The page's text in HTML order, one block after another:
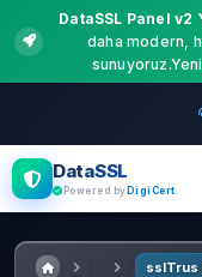
DataSSL Panel v2
daha modern,
DataSSL
Powered by DigiCert
sslTrus